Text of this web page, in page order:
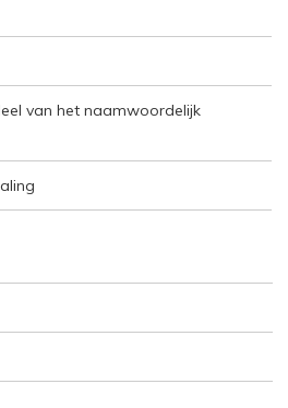
van het naamwoordelijk